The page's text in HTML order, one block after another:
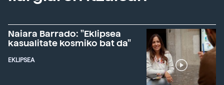
Naiara Barrado: "Eklipsea
kasualitate kosmiko bat da"
EKLIPSEA